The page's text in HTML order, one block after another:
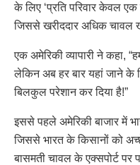
के लिए ‘प्रति परिवार केवल एक
जिससे खरीददार अधिक चावल
एक अमेरिकी व्यापारी ने कहा,
लेकिन अब हर बार यहां जाने के
बिलकुल परेशान कर दिया है!”
इससे पहले अमेरिकी बाजार में
जिससे भारत के किसानों को
बासमती चावल के एक्सपोर्ट पर